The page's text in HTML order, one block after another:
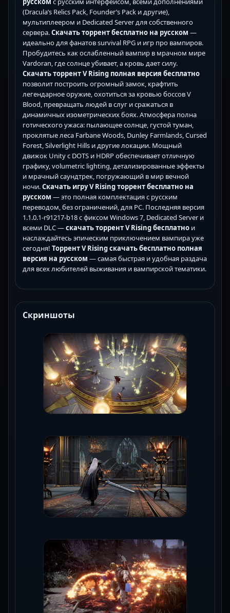
(Dracula’s Relics Pack, Founder’s Pack и другие),
мультиплеером и Dedicated Server для собственного
сервера.Скачать торрент бесплатно на русском —
идеально для фанатов survival RPG и игр про вампиров.
Пробудитесь как ослабленный вампир в мрачном мире
Vardoran, где солнце убивает, а кровь дает силу.
Скачать торрент V Rising полная версия бесплатно
позволит построить огромный замок, крафтить
легендарное оружие, охотиться за кровью боссов V
Blood, превращать людей в слуг и сражаться в
динамичных изометрических боях. Атмосфера полна
готического ужаса: пылающее солнце, густой туман,
проклятые леса Farbane Woods, Dunley Farmlands, Cursed
Forest, Silverlight Hills и другие локации. Мощный
движок Unity с DOTS и HDRP обеспечивает отличную
графику, volumetric lighting, детализированные эффекты
и мрачный саундтрек, погружающий в мир вечной
ночи.Скачать игру V Rising торрент бесплатно на
русском — это полная комплектация с русским
переводом, без ограничений, для PC. Последняя версия
1.1.0.1-r91217-b18 с фиксом Windows 7, Dedicated Server и
всеми DLC —скачать торрент V Rising бесплатно и
наслаждайтесь эпическим приключением вампира уже
сегодня! Торрент V Rising скачать бесплатно полная
версия на русском — самая быстрая и удобная раздача
для всех любителей выживания и вампирской тематики.
Скриншоты